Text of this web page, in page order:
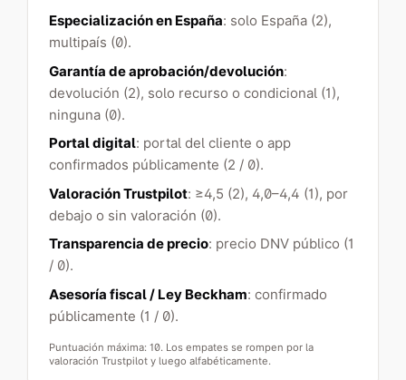
Especialización en España: solo España (2),
multipaís (0).
Garantía de aprobación/devolución:
devolución (2), solo recurso o condicional (1),
ninguna (0).
Portal digital: portal del cliente o app
confirmados públicamente (2 / 0).
Valoración Trustpilot: ≥4,5 (2), 4,0–4,4 (1), por
debajo o sin valoración (0).
Transparencia de precio: precio DNV público (1
/ 0).
Asesoría fiscal / Ley Beckham: confirmado
públicamente (1 / 0).
Puntuación máxima: 10. Los empates se rompen por la
valoración Trustpilot y luego alfabéticamente.